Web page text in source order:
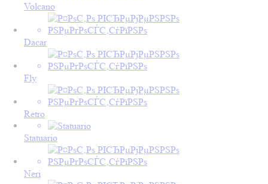
Volcano
Dacar
Fly
Retro
Statuario
Neri